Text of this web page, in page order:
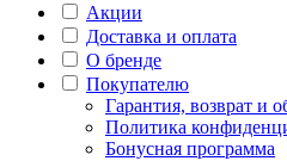
Акции
Доставка и оплата
О бренде
Покупателю
Гарантия, возврат и
Политика
Бонусная программа